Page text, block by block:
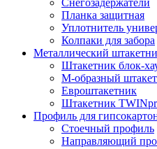
Снегозадержатели
Планка защитная
Уплотнитель
Колпаки для забора
Металлический
Штакетник блок-
М-образный
Евроштакетник
Штакетник
Профиль для
Стоечный профиль
Направляющий